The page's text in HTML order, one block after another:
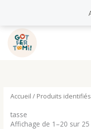
Accueil / Produits identifiés
tasse
Affichage de 1–20 sur